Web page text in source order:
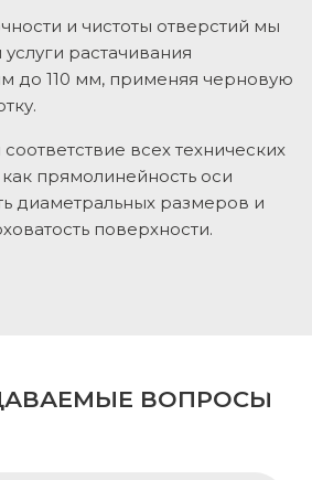
и чистоты отверстий мы
растачивания
до 110 мм, применяя черновую
всех технических
прямолинейность оси
диаметральных размеров и
поверхности.
ВОПРОСЫ